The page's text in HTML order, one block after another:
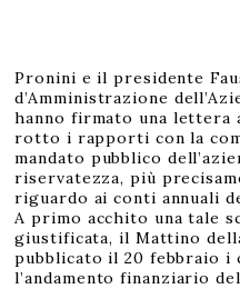
Pronini e il presidente
d’Amministrazione
hanno firmato una lettera
rotto i rapporti con la
mandato pubblico
riservatezza, più
riguardo ai conti annuali
A primo acchito una tale
giustificata, il Mattino
pubblicato il 20 febbraio i
l’andamento finanziario